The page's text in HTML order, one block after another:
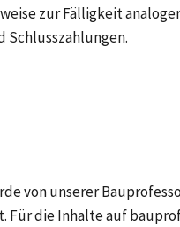
zur Fälligkeit
Schlusszahlungen.
von unserer
Für die Inhalte auf